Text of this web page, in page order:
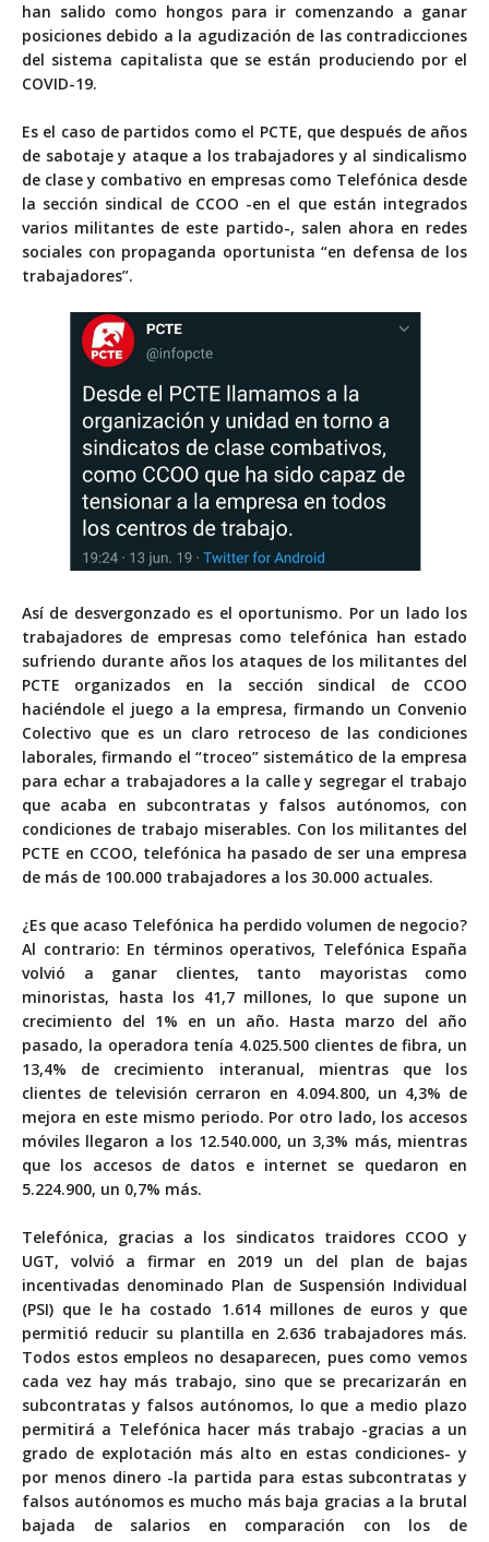
han salido como hongos para ir comenzando a ganar
posiciones debido a la agudización de las contradicciones
del sistema capitalista que se están produciendo por el
COVID-19.
Es el caso de partidos como el PCTE, que después de años
de sabotaje y ataque a los trabajadores y al sindicalismo
de clase y combativo en empresas como Telefónica desde
la sección sindical de CCOO -en el que están integrados
varios militantes de este partido-, salen ahora en redes
sociales con propaganda oportunista “en defensa de los
trabajadores”.
Así de desvergonzado es el oportunismo. Por un lado los
trabajadores de empresas como telefónica han estado
sufriendo durante años los ataques de los militantes del
PCTE organizados en la sección sindical de CCOO
haciéndole el juego a la empresa, firmando un Convenio
Colectivo que es un claro retroceso de las condiciones
laborales, firmando el “troceo” sistemático de la empresa
para echar a trabajadores a la calle y segregar el trabajo
que acaba en subcontratas y falsos autónomos, con
condiciones de trabajo miserables. Con los militantes del
PCTE en CCOO, telefónica ha pasado de ser una empresa
de más de 100.000 trabajadores a los 30.000 actuales.
¿Es que acaso Telefónica ha perdido volumen de negocio?
Al contrario: En términos operativos, Telefónica España
volvió a ganar clientes, tanto mayoristas como
minoristas, hasta los 41,7 millones, lo que supone un
crecimiento del 1% en un año. Hasta marzo del año
pasado, la operadora tenía 4.025.500 clientes de fibra, un
13,4% de crecimiento interanual, mientras que los
clientes de televisión cerraron en 4.094.800, un 4,3% de
mejora en este mismo periodo. Por otro lado, los accesos
móviles llegaron a los 12.540.000, un 3,3% más, mientras
que los accesos de datos e internet se quedaron en
5.224.900, un 0,7% más.
Telefónica, gracias a los sindicatos traidores CCOO y
UGT, volvió a firmar en 2019 un del plan de bajas
incentivadas denominado Plan de Suspensión Individual
(PSI) que le ha costado 1.614 millones de euros y que
permitió reducir su plantilla en 2.636 trabajadores más.
Todos estos empleos no desaparecen, pues como vemos
cada vez hay más trabajo, sino que se precarizarán en
subcontratas y falsos autónomos, lo que a medio plazo
permitirá a Telefónica hacer más trabajo -gracias a un
grado de explotación más alto en estas condiciones- y
por menos dinero -la partida para estas subcontratas y
falsos autónomos es mucho más baja gracias a la brutal
bajada de salarios en comparación con los de